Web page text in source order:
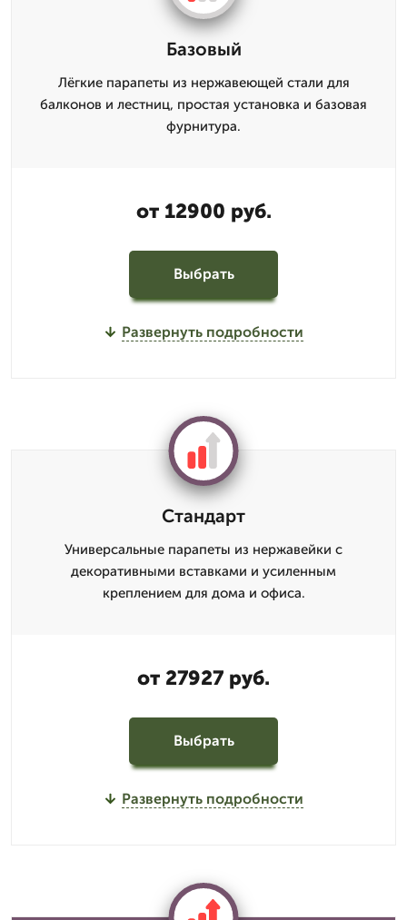
Базовый
Лёгкие парапеты из нержавеющей стали для
балконов и лестниц, простая установка и базовая
фурнитура.
от 12900 руб.
Выбрать
Развернуть подробности
Стандарт
Универсальные парапеты из нержавейки с
декоративными вставками и усиленным
креплением для дома и офиса.
от 27927 руб.
Выбрать
Развернуть подробности